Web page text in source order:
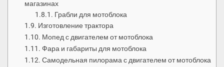
магазинах
Грабли для мотоблока
Изготовление трактора
Мопед с двигателем от мотоблока
Фара и габариты для мотоблока
Самодельная пилорама с двигателем от мотоблока